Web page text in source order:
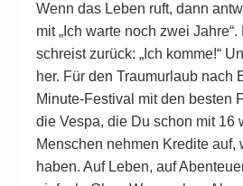
Wenn das Leben ruft, dann
mit „Ich warte noch zwei Jahre“.
schreist zurück: „Ich komme!“
her. Für den Traumurlaub nach
Minute-Festival mit den besten
die Vespa, die Du schon mit 16
Menschen nehmen Kredite auf,
haben. Auf Leben, auf